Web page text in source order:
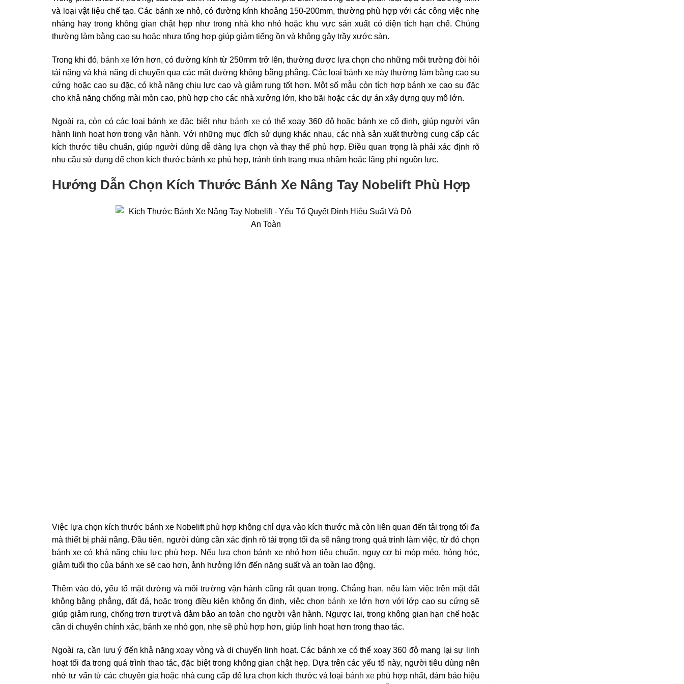
và loại vật liệu chế tạo. Các bánh xe nhỏ, có đường kính khoảng 150-200mm, thường phù hợp với các công việc nhẹ
nhàng hay trong không gian chật hẹp như trong nhà kho nhỏ hoặc khu vực sản xuất có diện tích hạn chế. Chúng
thường làm bằng cao su hoặc nhựa tổng hợp giúp giảm tiếng ồn và không gây trầy xước sàn.
Trong khi đó, bánh xe lớn hơn, có đường kính từ 250mm trở lên, thường được lựa chọn cho những môi trường đòi hỏi
tải nặng và khả năng di chuyển qua các mặt đường không bằng phẳng. Các loại bánh xe này thường làm bằng cao su
cứng hoặc cao su đặc, có khả năng chịu lực cao và giảm rung tốt hơn. Một số mẫu còn tích hợp bánh xe cao su đặc
cho khả năng chống mài mòn cao, phù hợp cho các nhà xưởng lớn, kho bãi hoặc các dự án xây dựng quy mô lớn.
Ngoài ra, còn có các loại bánh xe đặc biệt như bánh xecó thể xoay 360 độ hoặc bánh xe cố định, giúp người vận
hành linh hoạt hơn trong vận hành. Với những mục đích sử dụng khác nhau, các nhà sản xuất thường cung cấp các
kích thước tiêu chuẩn, giúp người dùng dễ dàng lựa chọn và thay thế phù hợp. Điều quan trọng là phải xác định rõ
nhu cầu sử dụng để chọn kích thước bánh xe phù hợp, tránh tình trạng mua nhầm hoặc lãng phí nguồn lực.
Hướng Dẫn Chọn Kích Thước Bánh Xe Nâng Tay Nobelift Phù Hợp
Việc lựa chọn kích thước bánh xe Nobelift phù hợp không chỉ dựa vào kích thước mà còn liên quan đến tải trọng tối đa
mà thiết bị phải nâng. Đầu tiên, người dùng cần xác định rõ tải trọng tối đa sẽ nâng trong quá trình làm việc, từ đó chọn
bánh xe có khả năng chịu lực phù hợp. Nếu lựa chọn bánh xe nhỏ hơn tiêu chuẩn, nguy cơ bị móp méo, hỏng hóc,
giảm tuổi thọ của bánh xe sẽ cao hơn, ảnh hưởng lớn đến năng suất và an toàn lao động.
Thêm vào đó, yếu tố mặt đường và môi trường vận hành cũng rất quan trọng. Chẳng hạn, nếu làm việc trên mặt đất
không bằng phẳng, đất đá, hoặc trong điều kiện không ổn định, việc chọn bánh xelớn hơn với lớp cao su cứng sẽ
giúp giảm rung, chống trơn trượt và đảm bảo an toàn cho người vận hành. Ngược lại, trong không gian hạn chế hoặc
cần di chuyển chính xác, bánh xe nhỏ gọn, nhẹ sẽ phù hợp hơn, giúp linh hoạt hơn trong thao tác.
Ngoài ra, cần lưu ý đến khả năng xoay vòng và di chuyển linh hoạt. Các bánh xe có thể xoay 360 độ mang lại sự linh
hoạt tối đa trong quá trình thao tác, đặc biệt trong không gian chật hẹp. Dựa trên các yếu tố này, người tiêu dùng nên
nhờ tư vấn từ các chuyên gia hoặc nhà cung cấp để lựa chọn kích thước và loại bánh xe phù hợp nhất, đảm bảo hiệu